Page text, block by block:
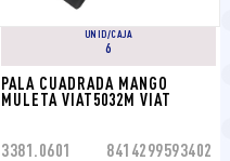
UNID/CAJA
6
PALA CUADRADA MANGO
MULETA VIAT5032M VIAT
3381.0601 8414299593402